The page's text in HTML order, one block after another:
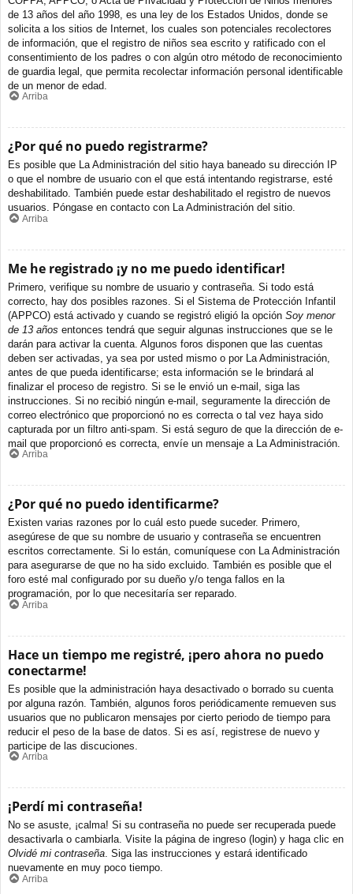
de 13 años del año 1998, es una ley de los Estados Unidos, donde se
solicita a los sitios de Internet, los cuales son potenciales recolectores
de información, que el registro de niños sea escrito y ratificado con el
consentimiento de los padres o con algún otro método de reconocimiento
de guardia legal, que permita recolectar información personal identificable
de un menor de edad.
Arriba
¿Por qué no puedo registrarme?
Es posible que La Administración del sitio haya baneado su dirección IP
o que el nombre de usuario con el que está intentando registrarse, esté
deshabilitado. También puede estar deshabilitado el registro de nuevos
usuarios. Póngase en contacto con La Administración del sitio.
Arriba
Me he registrado ¡y no me puedo identificar!
Primero, verifique su nombre de usuario y contraseña. Si todo está
correcto, hay dos posibles razones. Si el Sistema de Protección Infantil
(APPCO) está activado y cuando se registró eligió la opción Soy menor
de 13 años entonces tendrá que seguir algunas instrucciones que se le
darán para activar la cuenta. Algunos foros disponen que las cuentas
deben ser activadas, ya sea por usted mismo o por La Administración,
antes de que pueda identificarse; esta información se le brindará al
finalizar el proceso de registro. Si se le envió un e-mail, siga las
instrucciones. Si no recibió ningún e-mail, seguramente la dirección de
correo electrónico que proporcionó no es correcta o tal vez haya sido
capturada por un filtro anti-spam. Si está seguro de que la dirección de e-
mail que proporcionó es correcta, envíe un mensaje a La Administración.
Arriba
¿Por qué no puedo identificarme?
Existen varias razones por lo cuál esto puede suceder. Primero,
asegúrese de que su nombre de usuario y contraseña se encuentren
escritos correctamente. Si lo están, comuníquese con La Administración
para asegurarse de que no ha sido excluido. También es posible que el
foro esté mal configurado por su dueño y/o tenga fallos en la
programación, por lo que necesitaría ser reparado.
Arriba
Hace un tiempo me registré, ¡pero ahora no puedo
conectarme!
Es posible que la administración haya desactivado o borrado su cuenta
por alguna razón. También, algunos foros periódicamente remueven sus
usuarios que no publicaron mensajes por cierto periodo de tiempo para
reducir el peso de la base de datos. Si es así, registrese de nuevo y
participe de las discuciones.
Arriba
¡Perdí mi contraseña!
No se asuste, ¡calma! Si su contraseña no puede ser recuperada puede
desactivarla o cambiarla. Visite la página de ingreso (login) y haga clic en
Olvidé mi contraseña. Siga las instrucciones y estará identificado
nuevamente en muy poco tiempo.
Arriba